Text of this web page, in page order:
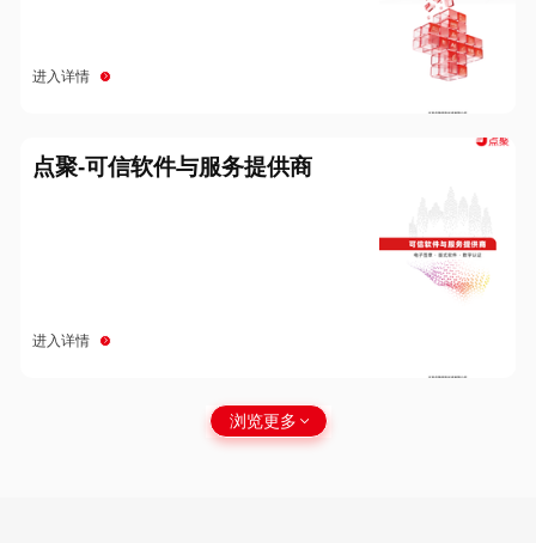
进入详情
点聚-可信软件与服务提供商
进入详情
浏览更多